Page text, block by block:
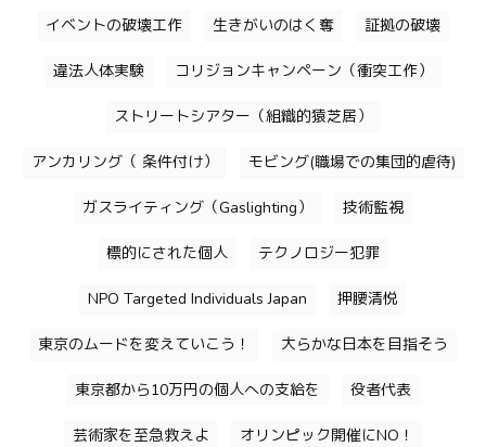
イベントの破壊工作 生きがいのはく奪 証拠の破壊
違法人体実験 コリジョンキャンペーン（衝突工作）
ストリートシアター（組織的猿芝居）
アンカリング（ 条件付け） モビング(職場での集団的虐待)
ガスライティング（Gaslighting） 技術監視
標的にされた個人 テクノロジー犯罪
NPO Targeted Individuals Japan 押腰清悦
東京のムードを変えていこう！ 大らかな日本を目指そう
東京都から10万円の個人への支給を 役者代表
芸術家を至急救えよ オリンピック開催にNO！